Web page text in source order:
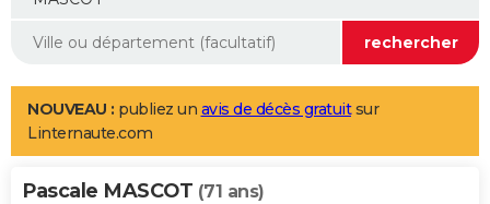
Mobiles
Meilleur smartphone
Internet
Ordinateurs
Jeux vidéo
Guide high-tech
Aménagement intérieur
LIFESTYLE
Art de vivre
Bien-être
Loisirs
Mode
Modes de vie
Alimentation
Guide de la santé
Maladies
Médicaments
Sommeil
VOYAGE
NOUVEAU : publiez un avis de décès gratuitsur
Linternaute.com
Pascale MASCOT (71 ans)